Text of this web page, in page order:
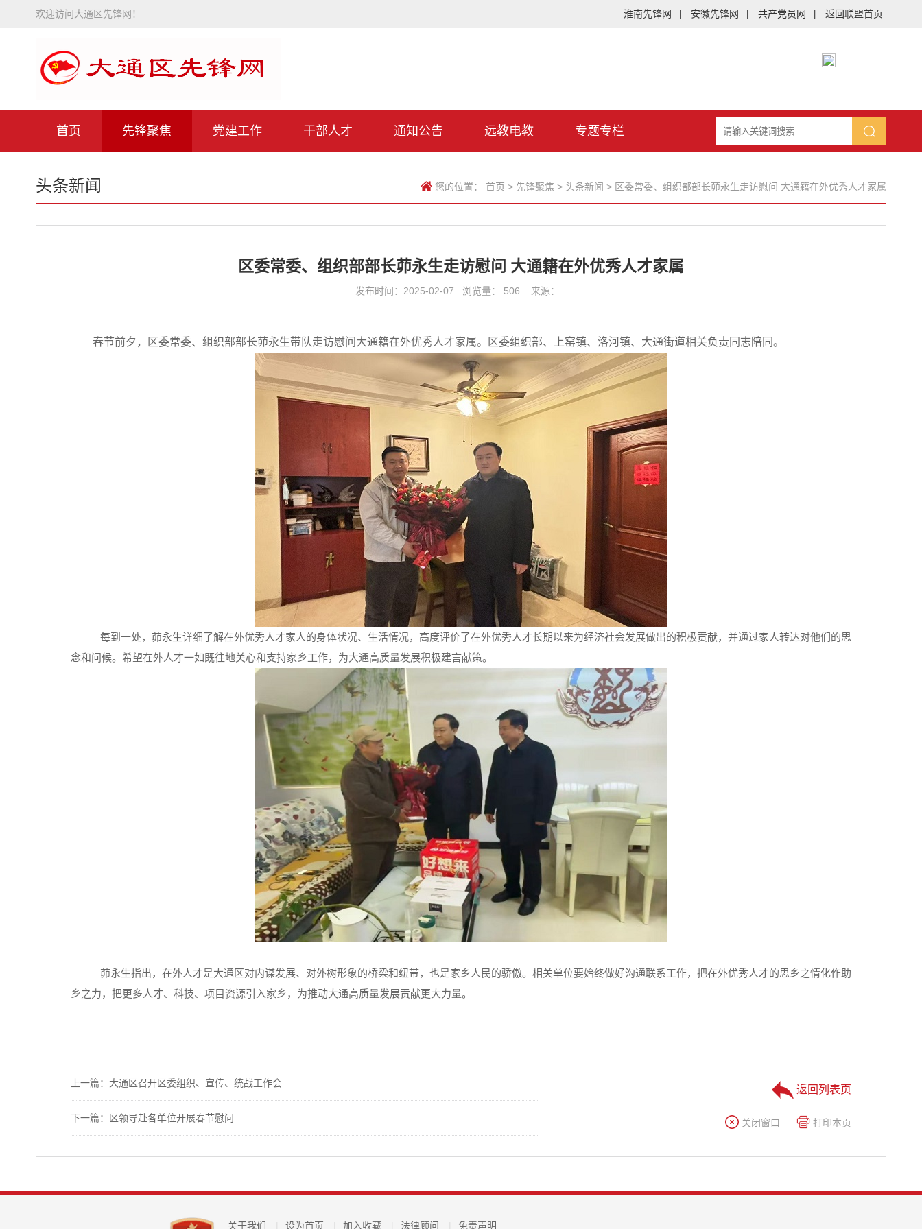
欢迎访问大通区先锋网！ 淮南先锋网 安徽先锋网 共产党员网 返回联盟首页
首页 先锋聚焦 党建工作 干部人才 通知公告 远教电教 专题专栏
头条新闻 您的位置： 首页 > 先锋聚焦 > 头条新闻 > 区委常委、组织部部长茆永生走访慰问 大通籍在外优秀人才家属
区委常委、组织部部长茆永生走访慰问 大通籍在外优秀人才家属
发布时间：2025-02-07 浏览量： 506 来源：
春节前夕，区委常委、组织部部长茆永生带队走访慰问大通籍在外优秀人才家属。区委组织部、上窑镇、洛河镇、大通街道相关负责同志陪同。
每到一处，茆永生详细了解在外优秀人才家人的身体状况、生活情况，高度评价了在外优秀人才长期以来为经济社会发展做出的积极贡献，并通过家人转达对他们的思
念和问候。希望在外人才一如既往地关心和支持家乡工作，为大通高质量发展积极建言献策。
茆永生指出，在外人才是大通区对内谋发展、对外树形象的桥梁和纽带，也是家乡人民的骄傲。相关单位要始终做好沟通联系工作，把在外优秀人才的思乡之情化作助
乡之力，把更多人才、科技、项目资源引入家乡，为推动大通高质量发展贡献更大力量。
上一篇：大通区召开区委组织、宣传、统战工作会
下一篇：区领导赴各单位开展春节慰问
返回列表页
关闭窗口 打印本页
关于我们 设为首页 加入收藏 法律顾问 免责声明